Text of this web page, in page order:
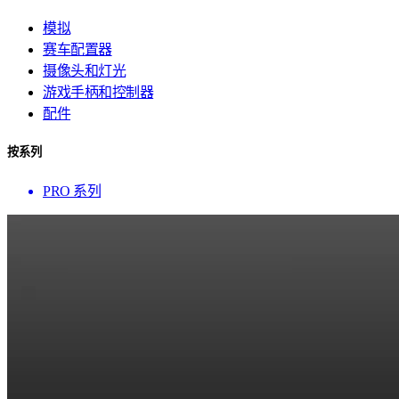
模拟
赛车配置器
摄像头和灯光
游戏手柄和控制器
配件
按系列
PRO 系列